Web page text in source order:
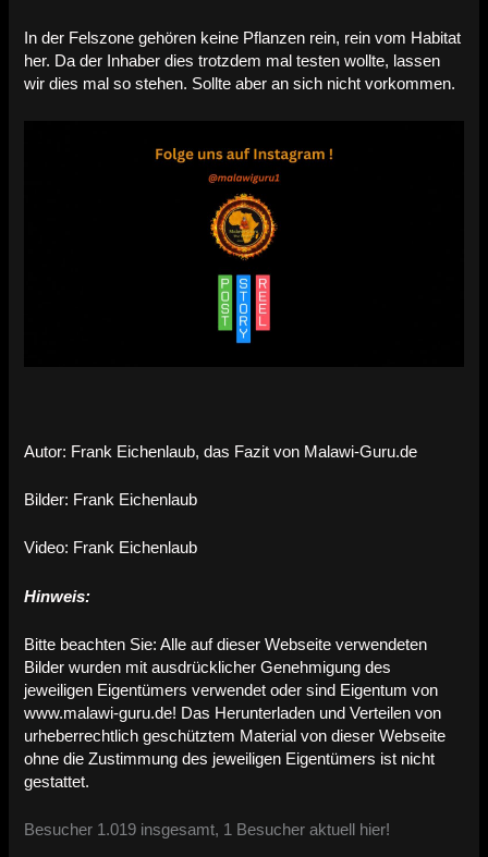
In der Felszone gehören keine Pflanzen rein, rein vom Habitat
her. Da der Inhaber dies trotzdem mal testen wollte, lassen
wir dies mal so stehen. Sollte aber an sich nicht vorkommen.
Autor: Frank Eichenlaub, das Fazit von Malawi-Guru.de
Bilder: Frank Eichenlaub
Video: Frank Eichenlaub
Hinweis:
Bitte beachten Sie: Alle auf dieser Webseite verwendeten
Bilder wurden mit ausdrücklicher Genehmigung des
jeweiligen Eigentümers verwendet oder sind Eigentum von
www.malawi-guru.de! Das Herunterladen und Verteilen von
urheberrechtlich geschütztem Material von dieser Webseite
ohne die Zustimmung des jeweiligen Eigentümers ist nicht
gestattet.
Besucher 1.019 insgesamt, 1 Besucher aktuell hier!